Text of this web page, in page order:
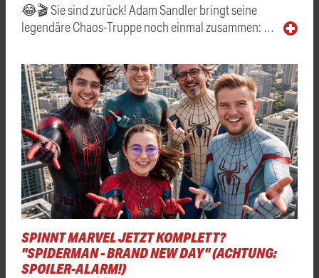
😂🎬 Sie sind zurück! Adam Sandler bringt seine
legendäre Chaos-Truppe noch einmal zusammen: …
SPINNT MARVEL JETZT KOMPLETT?
"SPIDERMAN - BRAND NEW DAY" (ACHTUNG:
SPOILER-ALARM!)